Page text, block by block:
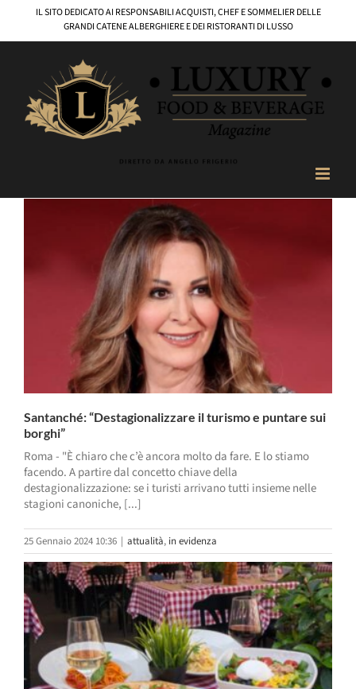
contenuto
IL SITO DEDICATO AI RESPONSABILI ACQUISTI, CHEF E SOMMELIER DELLE
GRANDI CATENE ALBERGHIERE E DEI RISTORANTI DI LUSSO
Santanché: “Destagionalizzare il turismo e puntare sui
borghi”
Roma - "È chiaro che c’è ancora molto da fare. E lo stiamo
facendo. A partire dal concetto chiave della
destagionalizzazione: se i turisti arrivano tutti insieme nelle
stagioni canoniche, [...]
25 Gennaio 2024 10:36 | attualità, in evidenza